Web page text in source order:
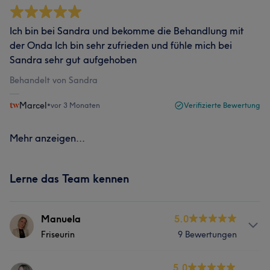
Ich bin bei Sandra und bekomme die Behandlung mit
der Onda Ich bin sehr zufrieden und fühle mich bei
Sandra sehr gut aufgehoben
Behandelt von Sandra
Marcel•vor 3 Monaten Verifizierte Bewertung
Mehr anzeigen...
Lerne das Team kennen
Manuela
Friseurin
5.0
9 Bewertungen
Info
5.0